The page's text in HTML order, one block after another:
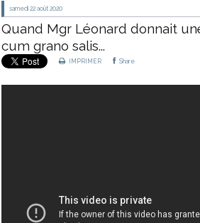
samedi 22 août 2020
Quand Mgr Léonard donnait
cum grano salis...
IMPRIMER Share